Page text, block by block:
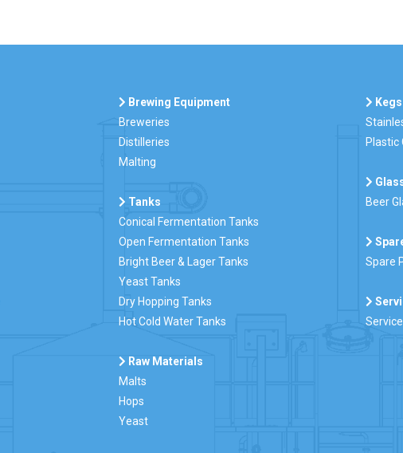
Brewing Equipment
Breweries
Distilleries
Malting
Tanks
Conical Fermentation Tanks
Open Fermentation Tanks
Bright Beer & Lager Tanks
Yeast Tanks
Dry Hopping Tanks
Hot Cold Water Tanks
Raw Materials
Malts
Hops
Yeast
Kegs
Plastic
Beer
Spare